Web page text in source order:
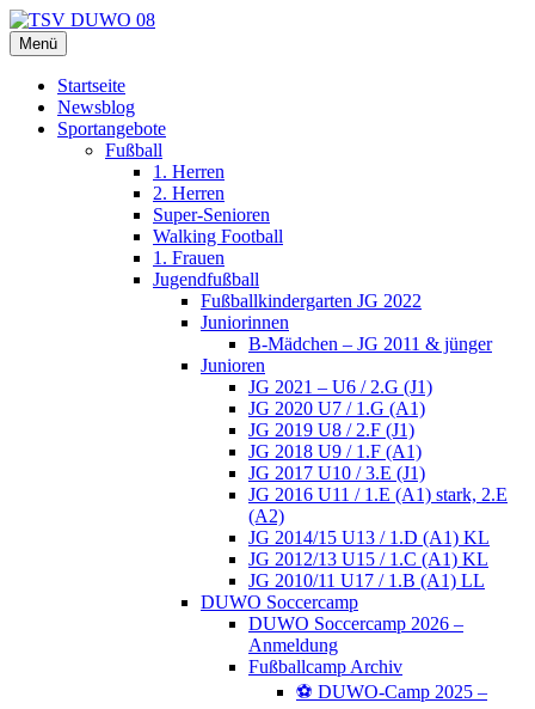
Zum
Inhalt
springen
TSV DUWO 08
Hamburg Sportverein Ohlstedt
Menü
Startseite
Newsblog
Sportangebote
Fußball
1. Herren
2. Herren
Super-Senioren
Walking Football
1. Frauen
Jugendfußball
Fußballkindergarten JG 2022
Juniorinnen
B-Mädchen – JG 2011 & jünger
Junioren
JG 2021 – U6 / 2.G (J1)
JG 2020 U7 / 1.G (A1)
JG 2019 U8 / 2.F (J1)
JG 2018 U9 / 1.F (A1)
JG 2017 U10 / 3.E (J1)
JG 2016 U11 / 1.E (A1) stark, 2.E
(A2)
JG 2014/15 U13 / 1.D (A1) KL
JG 2012/13 U15 / 1.C (A1) KL
JG 2010/11 U17 / 1.B (A1) LL
DUWO Soccercamp
DUWO Soccercamp 2026 –
Anmeldung
Fußballcamp Archiv
⚽️ DUWO-Camp 2025 –